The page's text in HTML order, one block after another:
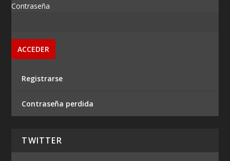
Contraseña
Registrarse
Contraseña perdida
TWITTER